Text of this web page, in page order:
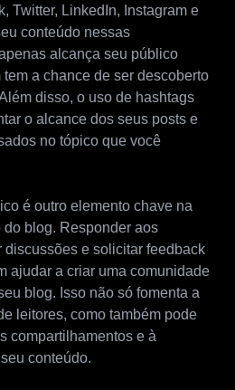
Twitter, LinkedIn, Instagram e
conteúdo nessas
alcança seu público
a chance de ser descoberto
disso, o uso de hashtags
o alcance dos seus posts e
no tópico que você
é outro elemento chave na
blog. Responder aos
discussões e solicitar feedback
ajudar a criar uma comunidade
blog. Isso não só fomenta a
leitores, como também pode
compartilhamentos e à
conteúdo.